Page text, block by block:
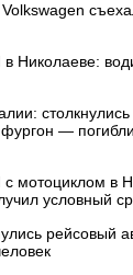
Николаеве:
столкнулись
—
мотоциклом в
условный
рейсовый